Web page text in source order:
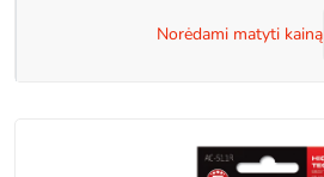
norėdami matyti kainą